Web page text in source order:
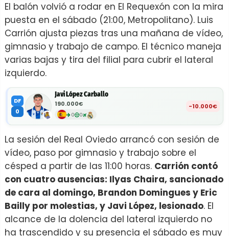
El balón volvió a rodar en El Requexón con la mira
puesta en el sábado (21:00, Metropolitano). Luis
Carrión ajusta piezas tras una mañana de vídeo,
gimnasio y trabajo de campo. El técnico maneja
varias bajas y tira del filial para cubrir el lateral
izquierdo.
DF
0
Javi López Carballo
190.000€
0 0
-10.000€
La sesión del Real Oviedo arrancó con sesión de
vídeo, paso por gimnasio y trabajo sobre el
césped a partir de las 11:00 horas. Carrión contó
con cuatro ausencias: Ilyas Chaira, sancionado
de cara al domingo, Brandon Domingues y Eric
Bailly por molestias, y Javi López, lesionado. El
alcance de la dolencia del lateral izquierdo no
ha trascendido y su presencia el sábado es muy